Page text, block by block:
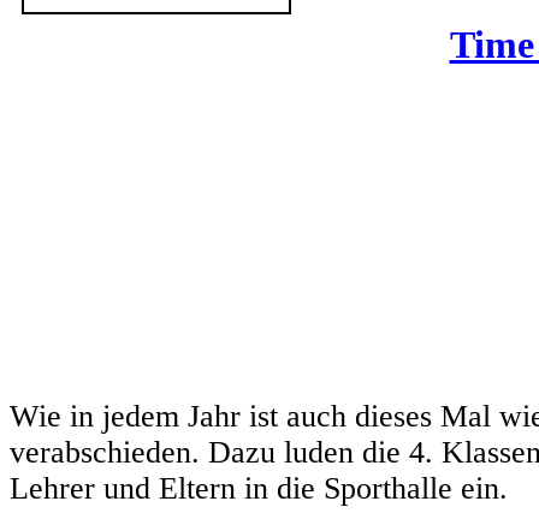
Wie in jedem Jahr ist auch dieses Mal
verabschieden. Dazu luden die 4.
Lehrer und Eltern in die Sporthalle ein.